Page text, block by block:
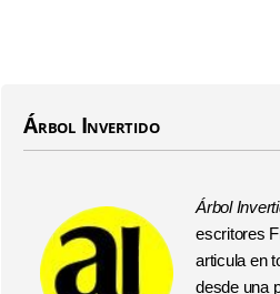
Árbol Invertido
Árbol
escritores
articula en
desde una